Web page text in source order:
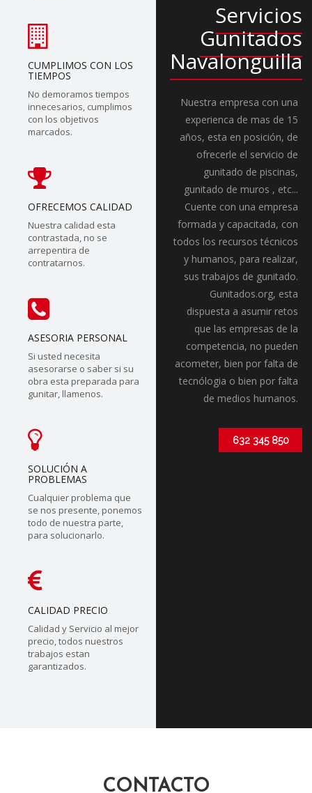
CUMPLIMOS CON LOS
TIEMPOS
No demoramos tiempos
innecesarios, cumplimos
con los objetivos
marcados.
OFRECEMOS CALIDAD
Nuestra calidad esta
contrastada, no se
arrepentira de
contratarnos.
ASESORIA PERSONAL
Si usted necesita
asesorarse o saber si su
obra esta preparada para
gunitar, llamenos.
SOLUCIÓN A
PROBLEMAS
Cualquier problema que
se nos presente, ponemos
todo de nuestra parte,
para solucionarlo.
CALIDAD PRECIO
Calidad y Servicio al mejor
precio, todos nuestros
trabajos estan
garantizados.
Servicios
Gunitados
Navalonguilla
Nuestra empresa con una
experienca de mas de 15
años, esta en posición, de
ofrecerle el servicio de
gunitado de piscinas,
gunitado de muros , etc...
Cuente con una empresa
formada y capacitada, con
todos los recursos técnicos
y humanos, para realizar,
sus trabajos de gunitado.
Gunitados.org, esta
dispuesta a asumir retos
que las empresas de la
competencia, no pueden
acometer, bien por falta de
tecnólogia o bien por falta
de medios humanos.
632 345 850
CONTACTO